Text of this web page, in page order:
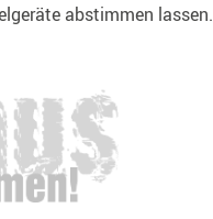
abstimmen lassen.